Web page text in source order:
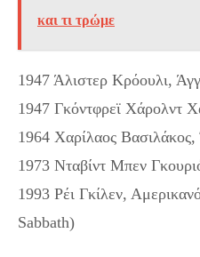
και τι τρώμε
1947 Άλιστερ Κρόουλι,
1947 Γκόντφρεϊ Χάρολντ
1964 Χαρίλαος
1973 Νταβίντ Μπεν
1993 Ρέι Γκίλεν,
Sabbath)